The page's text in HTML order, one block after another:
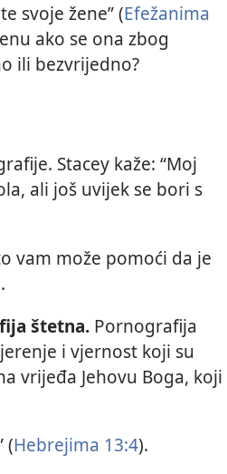
svoje žene” (Efežanima
ako se ona zbog
ili bezvrijedno?
Stacey kaže: “Moj
ali još uvijek se bori s
vam može pomoći da je
štetna.Pornografija
i vjernost koji su
vrijeđa Jehovu Boga, koji
(Hebrejima 13:4).